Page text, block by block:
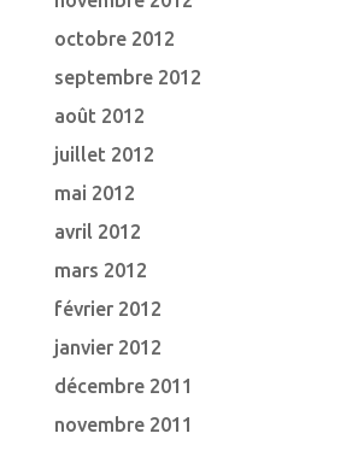
octobre 2012
septembre 2012
août 2012
juillet 2012
mai 2012
avril 2012
mars 2012
février 2012
janvier 2012
décembre 2011
novembre 2011